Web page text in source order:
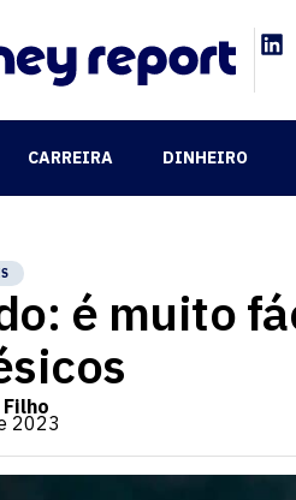
CARREIRA DINHEIRO
é muito
2023